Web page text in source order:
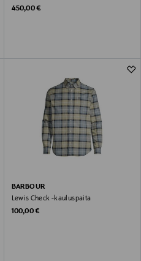
Original Price
450,00 €
BARBOUR
Lewis Check -kauluspaita
Original Price
100,00 €